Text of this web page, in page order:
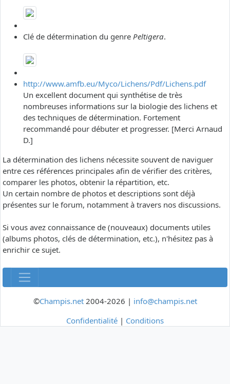
Clé de détermination du genre Peltigera.
http://www.amfb.eu/Myco/Lichens/Pdf/Lichens.pdf
Un excellent document qui synthétise de très
nombreuses informations sur la biologie des lichens et
des techniques de détermination. Fortement
recommandé pour débuter et progresser. [Merci Arnaud
D.]
La détermination des lichens nécessite souvent de naviguer
entre ces références principales afin de vérifier des critères,
comparer les photos, obtenir la répartition, etc.
Un certain nombre de photos et descriptions sont déjà
présentes sur le forum, notamment à travers nos discussions.
Si vous avez connaissance de (nouveaux) documents utiles
(albums photos, clés de détermination, etc.), n'hésitez pas à
enrichir ce sujet.
©Champis.net2004-2026 | info@champis.net
Confidentialité | Conditions